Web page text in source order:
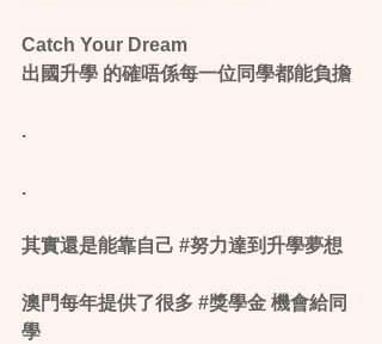
Catch Your Dream
出國升學 的確唔係每一位同學都能負擔
.
.
其實還是能靠自己 ‪#‎努力達到升學夢想‬
澳門每年提供了很多 ‪#‎獎學金‬ 機會給同
學